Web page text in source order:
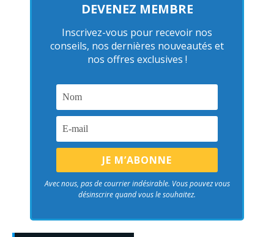
DEVENEZ MEMBRE
Inscrivez-vous pour recevoir nos
conseils, nos dernières nouveautés et
nos offres exclusives !
Avec nous, pas de courrier indésirable. Vous pouvez vous
désinscrire quand vous le souhaitez.